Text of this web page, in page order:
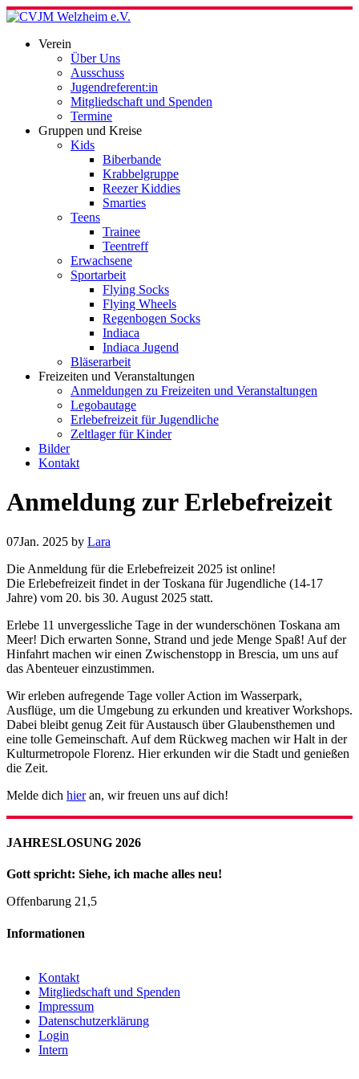
Skip
to
contentVerein
Über Uns
Ausschuss
Jugendreferent:in
Mitgliedschaft und Spenden
Termine
Gruppen und Kreise
Kids
Biberbande
Krabbelgruppe
Reezer Kiddies
Smarties
Teens
Trainee
Teentreff
Erwachsene
Sportarbeit
Flying Socks
Flying Wheels
Regenbogen Socks
Indiaca
Indiaca Jugend
Bläserarbeit
Freizeiten und Veranstaltungen
Anmeldungen zu Freizeiten und Veranstaltungen
Legobautage
Erlebefreizeit für Jugendliche
Zeltlager für Kinder
Bilder
Kontakt
Anmeldung zur Erlebefreizeit
07Jan. 2025 by Lara
Die Anmeldung für die Erlebefreizeit 2025 ist online!
Die Erlebefreizeit findet in der Toskana für Jugendliche (14-17
Jahre) vom 20. bis 30. August 2025 statt.
Erlebe 11 unvergessliche Tage in der wunderschönen Toskana am
Meer! Dich erwarten Sonne, Strand und jede Menge Spaß! Auf der
Hinfahrt machen wir einen Zwischenstopp in Brescia, um uns auf
das Abenteuer einzustimmen.
Wir erleben aufregende Tage voller Action im Wasserpark,
Ausflüge, um die Umgebung zu erkunden und kreativer Workshops.
Dabei bleibt genug Zeit für Austausch über Glaubensthemen und
eine tolle Gemeinschaft. Auf dem Rückweg machen wir Halt in der
Kulturmetropole Florenz. Hier erkunden wir die Stadt und genießen
die Zeit.
Melde dich hieran, wir freuen uns auf dich!
JAHRESLOSUNG 2026
Gott spricht: Siehe, ich mache alles neu!
Offenbarung 21,5
Informationen
Kontakt
Mitgliedschaft und Spenden
Impressum
Datenschutzerklärung
Login
Intern